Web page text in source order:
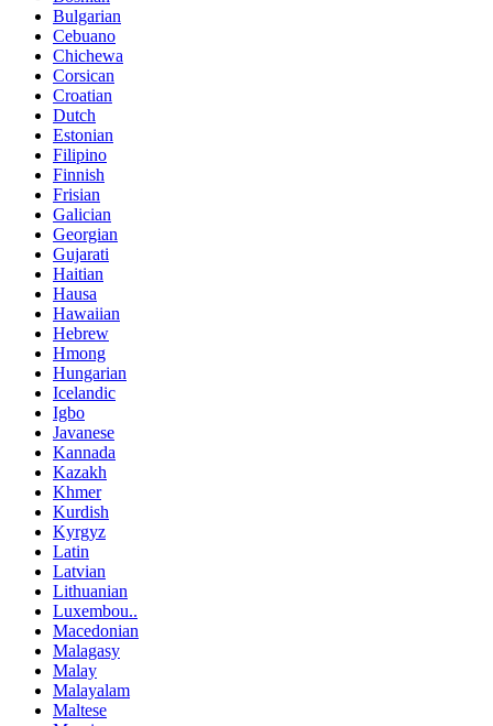
Bulgarian
Cebuano
Chichewa
Corsican
Croatian
Dutch
Estonian
Filipino
Finnish
Frisian
Galician
Georgian
Gujarati
Haitian
Hausa
Hawaiian
Hebrew
Hmong
Hungarian
Icelandic
Igbo
Javanese
Kannada
Kazakh
Khmer
Kurdish
Kyrgyz
Latin
Latvian
Lithuanian
Luxembou..
Macedonian
Malagasy
Malay
Malayalam
Maltese